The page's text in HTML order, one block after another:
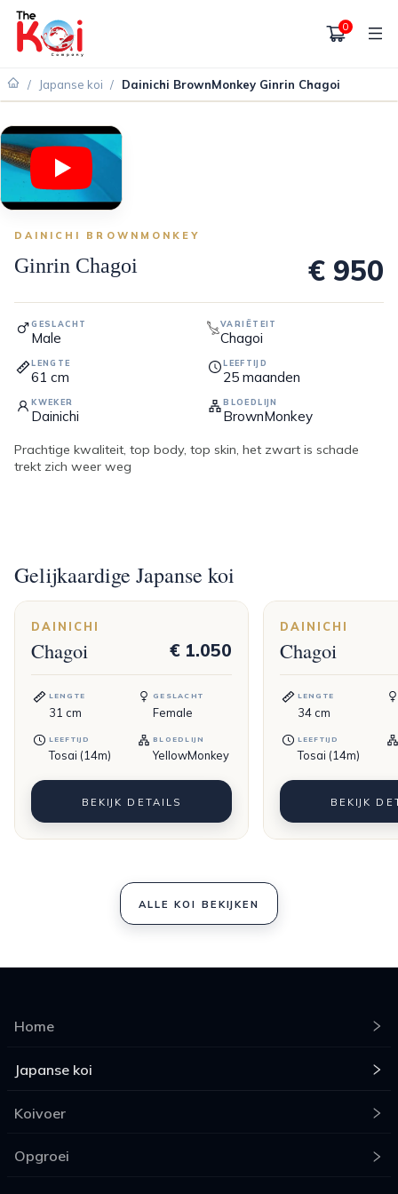
0
/ Japanse koi / Dainichi BrownMonkey Ginrin Chagoi
DAINICHI BROWNMONKEY
Ginrin Chagoi € 950
GESLACHT
Male
VARIËTEIT
Chagoi
LENGTE
61 cm
LEEFTIJD
25 maanden
KWEKER
Dainichi
BLOEDLIJN
BrownMonkey
Prachtige kwaliteit, top body, top skin, het zwart is schade
trekt zich weer weg
Gelijkaardige Japanse koi
DAINICHI
Chagoi € 1.050
LENGTE
31 cm
GESLACHT
Female
LEEFTIJD
Tosai (14m)
BLOEDLIJN
YellowMonkey
BEKIJK DETAILS
DAINICHI
Chagoi
LENGTE
34cm
LEEFTIJD
Tosai (14m)
BEKIJK
ALLE KOI BEKIJKEN
Home
Japanse koi
Koivoer
Opgroei